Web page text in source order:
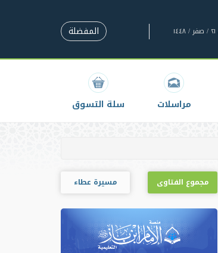
المفضلة
مراسلات سلة التسوق
مجموع الفتاوى مسيرة عطاء